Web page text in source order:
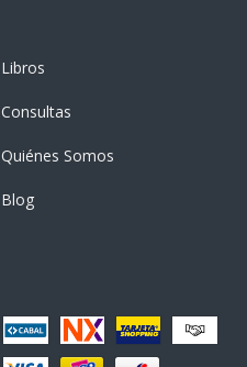
Libros
Consultas
Quiénes Somos
Blog